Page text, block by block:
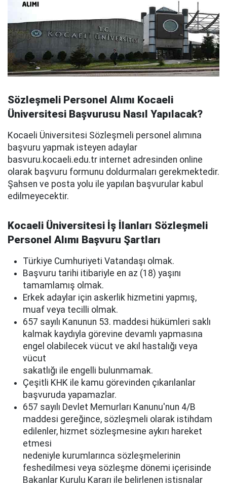
Sözleşmeli Personel Alımı Kocaeli
Üniversitesi Başvurusu Nasıl Yapılacak?
Kocaeli Üniversitesi Sözleşmeli personel alımına
başvuru yapmak isteyen adaylar
basvuru.kocaeli.edu.tr internet adresinden online
olarak başvuru formunu doldurmaları gerekmektedir.
Şahsen ve posta yolu ile yapılan başvurular kabul
edilmeyecektir.
Kocaeli Üniversitesi İş İlanları Sözleşmeli
Personel Alımı Başvuru Şartları
Türkiye Cumhuriyeti Vatandaşı olmak.
Başvuru tarihi itibariyle en az (18) yaşını
tamamlamış olmak.
Erkek adaylar için askerlik hizmetini yapmış,
muaf veya tecilli olmak.
657 sayılı Kanunun 53. maddesi hükümleri saklı
kalmak kaydıyla görevine devamlı yapmasına
engel olabilecek vücut ve akıl hastalığı veya
vücut
sakatlığı ile engelli bulunmamak.
Çeşitli KHK ile kamu görevinden çıkarılanlar
başvuruda yapamazlar.
657 sayılı Devlet Memurları Kanunu'nun 4/B
maddesi gereğince, sözleşmeli olarak istihdam
edilenler, hizmet sözleşmesine aykırı hareket
etmesi
nedeniyle kurumlarınca sözleşmelerinin
feshedilmesi veya sözleşme dönemi içerisinde
Bakanlar Kurulu Kararı ile belirlenen istisnalar